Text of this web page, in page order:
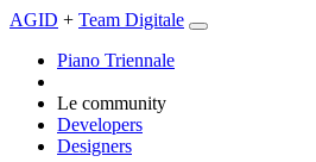
AGID + Team Digitale
Piano Triennale
Le community
Developers
Designers